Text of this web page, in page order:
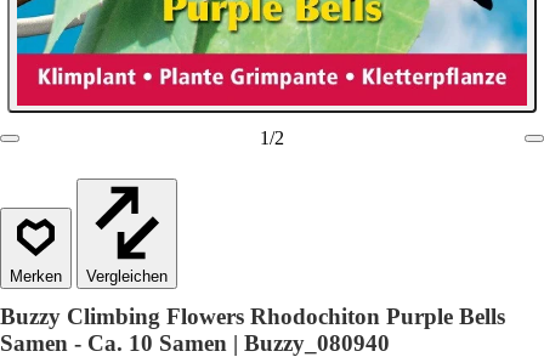
1/2
Vergleichen
Buzzy Climbing Flowers Rhodochiton Purple Bells
Samen - Ca. 10 Samen | Buzzy_080940